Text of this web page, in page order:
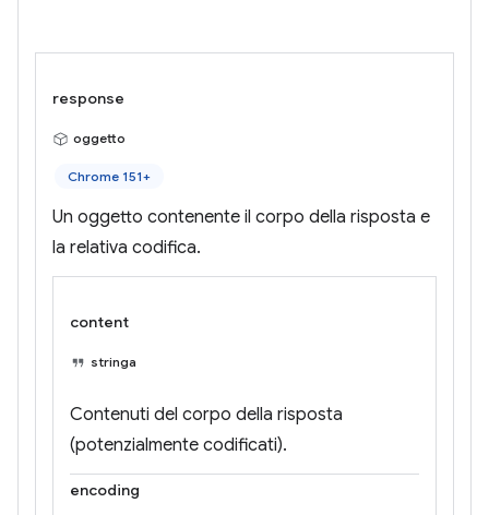
response
oggetto
Chrome 151+
Un oggetto contenente il corpo della risposta e
la relativa codifica.
content
stringa
Contenuti del corpo della risposta
(potenzialmente codificati).
encoding